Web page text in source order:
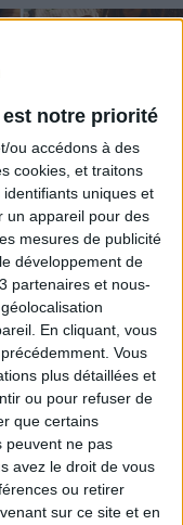
notre priorité
ou accédons à des
cookies, et traitons
uniques et
un appareil pour des
mesures de publicité
développement de
partenaires et nous-
En cliquant, vous
Vous
plus détaillées et
ou pour refuser de
que certains
peuvent ne pas
avez le droit de vous
ou retirer
sur ce site et en
TO SLATHER ON